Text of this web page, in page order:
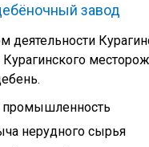
завод
промышленность
нерудного сырья